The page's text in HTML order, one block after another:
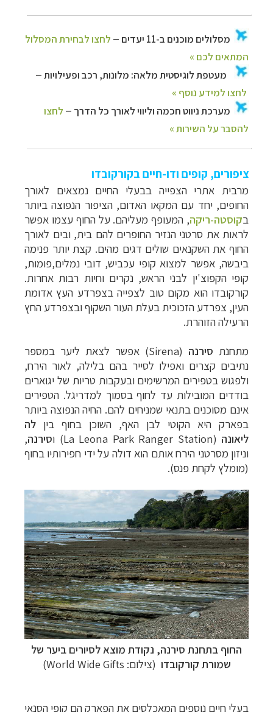
ציפורים, קופים ודו-חיים בקורקובדו
מרבית אתרי הצפייה בבעלי החיים נמצאים לאורך
החופים, יחד עם המקאו האדום, הציפור הנפוצה ביותר
בקוסטה-ריקה, המעופף מעליהם. על החוף עצמו אפשר
לראות את סרטני הנזיר החופרים להם בית, ובים לאורך
החוף את השקנאים שולים דגים מהים. קצת יותר פנימה
ביבשה, אפשר למצוא קופי עכביש, דובי נמלים,פומות,
קופי הקפוצ'ין לבני הראש, נקרים וחיות רבות אחרות.
קורקובדו הוא מקום טוב לצפייה בצפרדע העץ אדומת
העין, צפרדע הזכוכית בעלת העור השקוף ובצפרדע החץ
הרעילה הזוהרת.
מתחנת סירנה (
Sirena) אפשר לצאת ליער במספר
נתיבים קצרים ואפילו לסייר בהם בלילה, לאור הירח,
ולפגוש בטפירים המרשימים ובעקבות טריות של יגוארים
בודדים המובילות עד לחוף בסמוך למדריגל. הטפירים
אינם מסוכנים בתנאי שמניחים להם. החיה הנפוצה ביותר
בפארק היא הקוטי לבן האף, השוכן בחוף בין לה
ליאונה (
La Leona Park Ranger Station) וסירנה,
וניזון מסרטני הירח אותם הוא דולה על ידי חפירותיו בחוף
(מומלץ לקחת פנס).
החוף בתחנת סירנה, נקודת מוצא לסיורים ביער של
שמורת קורקובדו (צילום: World Wide Gifts)
בעלי חיים נוספים המאכלסים את הפארק הם קופי הסנאי